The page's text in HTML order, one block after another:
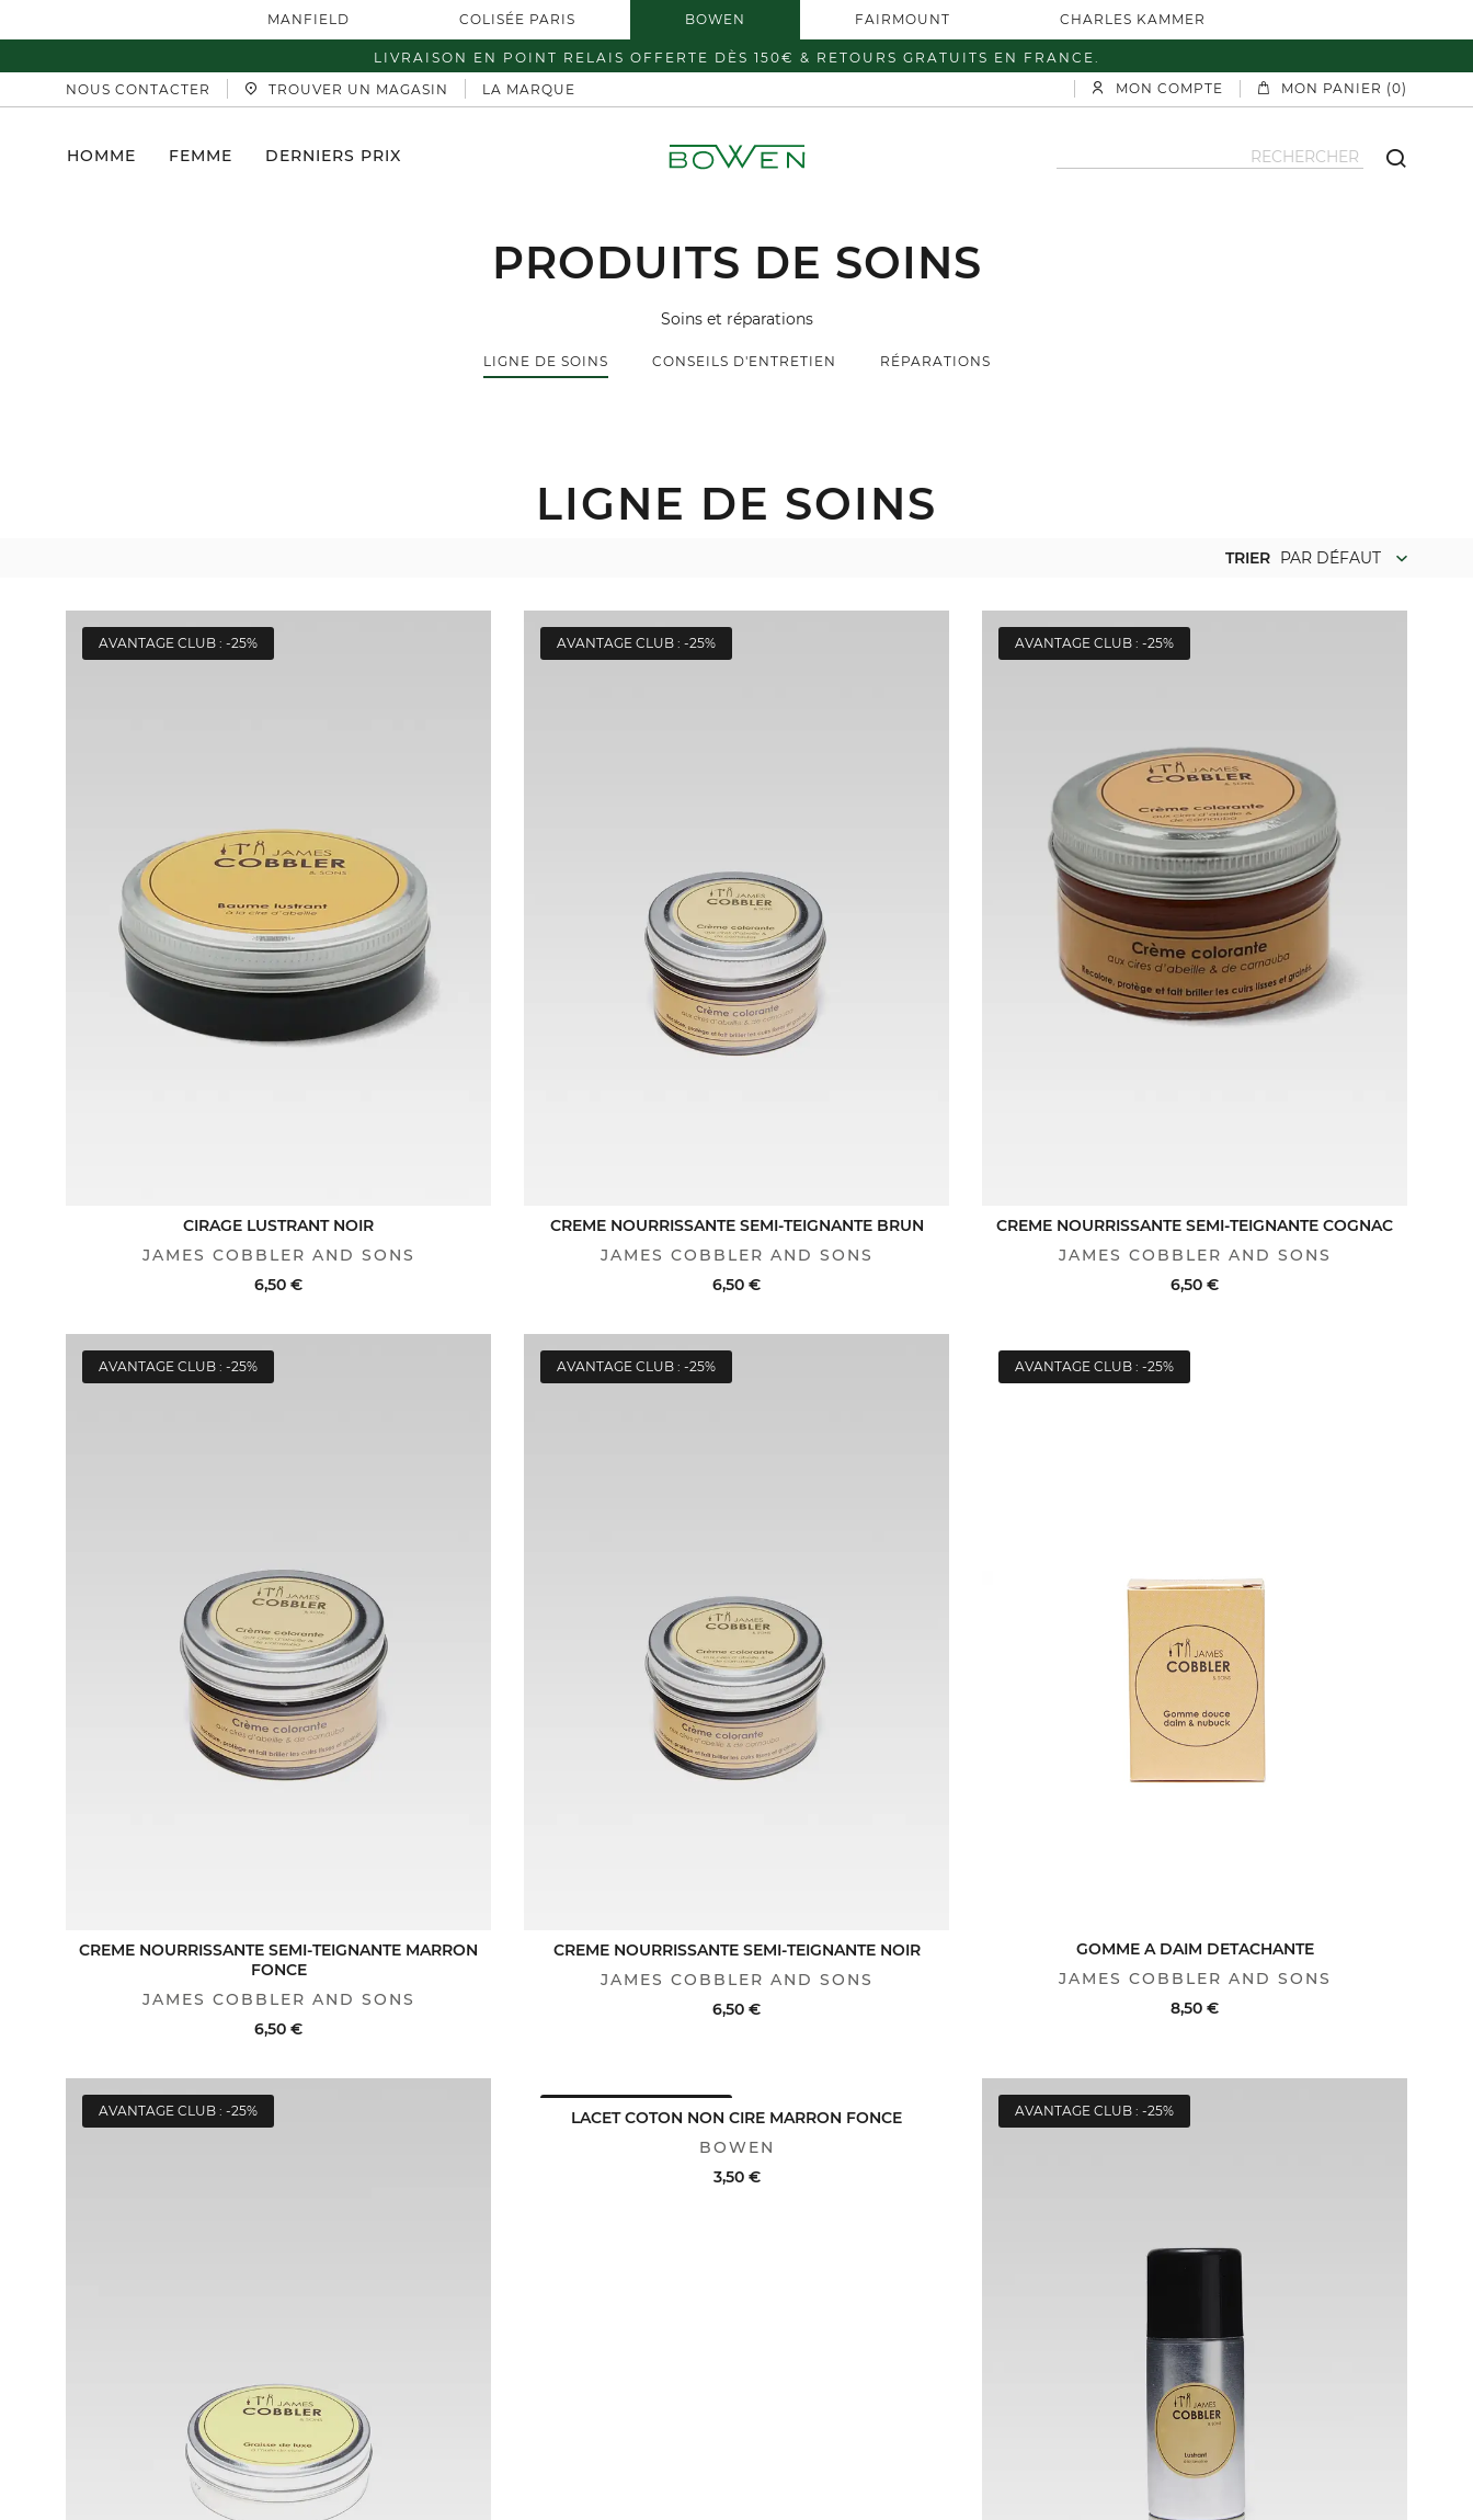
MANFIELD COLISÉE PARIS BOWEN FAIRMOUNT CHARLES KAMMER
LIVRAISON EN POINT RELAIS OFFERTE DÈS 150€ & RETOURS GRATUITS EN FRANCE.
NOUS CONTACTER
TROUVER UN MAGASIN LA MARQUE MON COMPTE MON PANIER (0)
HOMME FEMME DERNIERS PRIX
PRODUITS DE SOINS
Soins et réparations
LIGNE DE SOINS CONSEILS D'ENTRETIEN RÉPARATIONS
LIGNE DE SOINS
TRIER PAR DÉFAUT
AVANTAGE CLUB : -25%
CIRAGE LUSTRANT NOIR
JAMES COBBLER AND SONS
6,50 €
ACHAT RAPIDE
AVANTAGE CLUB : -25%
CREME NOURRISSANTE SEMI-TEIGNANTE BRUN
JAMES COBBLER AND SONS
6,50 €
ACHAT RAPIDE
AVANTAGE CLUB : -25%
CREME NOURRISSANTE SEMI-TEIGNANTE COGNAC
JAMES COBBLER AND SONS
6,50 €
ACHAT RAPIDE
AVANTAGE CLUB : -25%
CREME NOURRISSANTE SEMI-TEIGNANTE MARRON
FONCE
JAMES COBBLER AND SONS
6,50 €
AVANTAGE CLUB : -25%
CREME NOURRISSANTE SEMI-TEIGNANTE NOIR
JAMES COBBLER AND SONS
6,50 €
ACHAT RAPIDE
AVANTAGE CLUB : -25%
GOMME A DAIM DETACHANTE
JAMES COBBLER AND SONS
8,50 €
ACHAT RAPIDE
AVANTAGE CLUB : -25%
AVANTAGE CLUB : -25%
LACET COTON NON CIRE MARRON FONCE
BOWEN
3,50 €
AVANTAGE CLUB : -25%